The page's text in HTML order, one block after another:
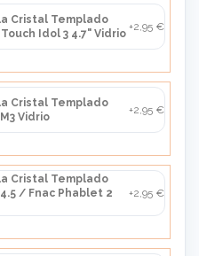
Cristal Templado
Idol 3 4.7" Vidrio
+2,95 €
Cristal Templado
Vidrio
+2,95 €
Cristal Templado
/ Fnac Phablet 2
+2,95 €